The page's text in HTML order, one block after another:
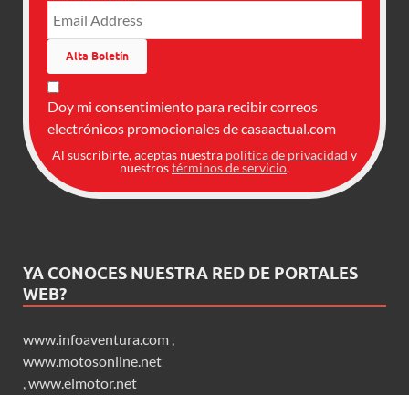
Doy mi consentimiento para recibir correos
electrónicos promocionales de casaactual.com
Al suscribirte, aceptas nuestra política de privacidad y
nuestrostérminos de servicio.
YA CONOCES NUESTRA RED DE PORTALES
WEB?
www.infoaventura.com ,
www.motosonline.net
,www.elmotor.net